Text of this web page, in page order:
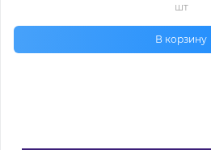
шт
В корзину